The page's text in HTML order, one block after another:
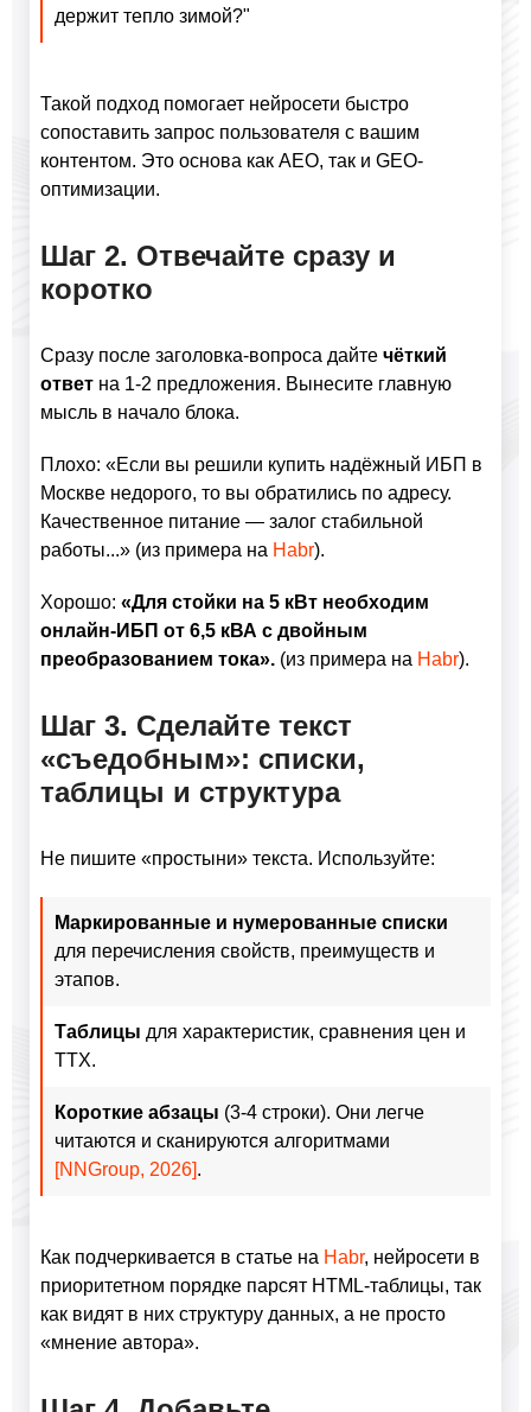
держит тепло зимой?"
Такой подход помогает нейросети быстро
сопоставить запрос пользователя с вашим
контентом. Это основа как AEO, так и GEO-
оптимизации.
Шаг 2. Отвечайте сразу и
коротко
Сразу после заголовка-вопроса дайте чёткий
ответ на 1-2 предложения. Вынесите главную
мысль в начало блока.
Плохо: «Если вы решили купить надёжный ИБП в
Москве недорого, то вы обратились по адресу.
Качественное питание — залог стабильной
работы...» (из примера на Habr).
Хорошо: «Для стойки на 5 кВт необходим
онлайн-ИБП от 6,5 кВА с двойным
преобразованием тока». (из примера на Habr).
Шаг 3. Сделайте текст
«съедобным»: списки,
таблицы и структура
Не пишите «простыни» текста. Используйте:
Маркированные и нумерованные списки
для перечисления свойств, преимуществ и
этапов.
Таблицы для характеристик, сравнения цен и
ТТХ.
Короткие абзацы (3-4 строки). Они легче
читаются и сканируются алгоритмами
[NNGroup, 2026].
Как подчеркивается в статье на Habr, нейросети в
приоритетном порядке парсят HTML-таблицы, так
как видят в них структуру данных, а не просто
«мнение автора».